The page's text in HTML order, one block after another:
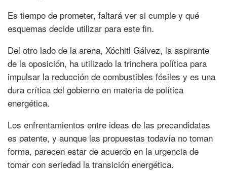
Es tiempo de prometer, faltará ver si cumple y qué
esquemas decide utilizar para este fin.
Del otro lado de la arena, Xóchitl Gálvez, la aspirante
de la oposición, ha utilizado la trinchera política para
impulsar la reducción de combustibles fósiles y es una
dura crítica del gobierno en materia de política
energética.
Los enfrentamientos entre ideas de las precandidatas
es patente, y aunque las propuestas todavía no toman
forma, parecen estar de acuerdo en la urgencia de
tomar con seriedad la transición energética.